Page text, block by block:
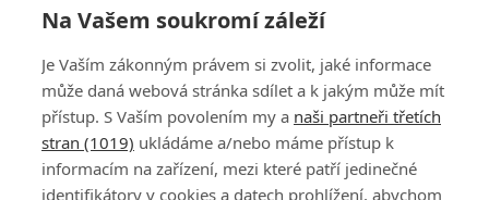
PŘIHLÁSIT
DISKUZE
Na Vašem soukromí záleží
Je Vaším zákonným právem si zvolit, jaké informace
může daná webová stránka sdílet a k jakým může mít
přístup. S Vaším povolením my a naši partneři třetích
stran (1019) ukládáme a/nebo máme přístup k
informacím na zařízení, mezi které patří jedinečné
identifikátory v cookies a datech prohlížení, abychom